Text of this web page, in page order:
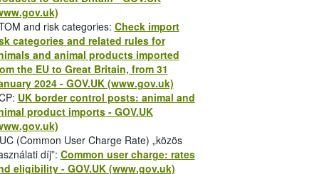
and risk categories: Check import
categories and related rules for
and animal products imported
the EU to Great Britain, from 31
2024 - GOV.UK (www.gov.uk)
UK border control posts: animal and
product imports - GOV.UK
(Common User Charge Rate) „közös
díj”: Common user charge: rates
eligibility - GOV.UK (www.gov.uk)
is. A magyar felirattal közzétett
el:
2021_December_BordersOPModel.
alkalmazandó import-szabályok
2021. január 1-jétől ideiglenesen
szerint az Egyesült Királyság és az EU